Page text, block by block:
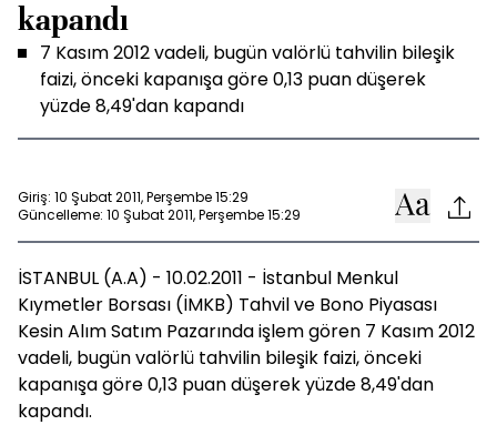
kapandı
7 Kasım 2012 vadeli, bugün valörlü tahvilin bileşik
faizi, önceki kapanışa göre 0,13 puan düşerek
yüzde 8,49'dan kapandı
Giriş: 10 Şubat 2011, Perşembe 15:29
Güncelleme: 10 Şubat 2011, Perşembe 15:29
İSTANBUL (A.A) - 10.02.2011 - İstanbul Menkul
Kıymetler Borsası (İMKB) Tahvil ve Bono Piyasası
Kesin Alım Satım Pazarında işlem gören 7 Kasım 2012
vadeli, bugün valörlü tahvilin bileşik faizi, önceki
kapanışa göre 0,13 puan düşerek yüzde 8,49'dan
kapandı.